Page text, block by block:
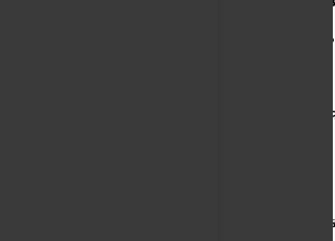
الآمنة في سوريا وتوفير البنية
مثل المدارس والمستشفيات وفرص
على العودة الطوعية ويوفر بيئة
لضمان عدم تعرض العائدين لأي